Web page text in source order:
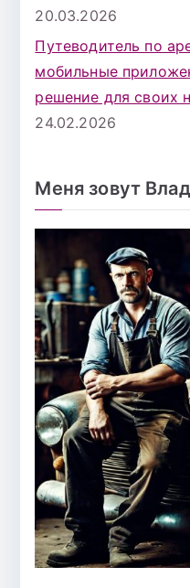
20.03.2026
Путеводитель по
мобильные
решение для своих
24.02.2026
Меня зовут